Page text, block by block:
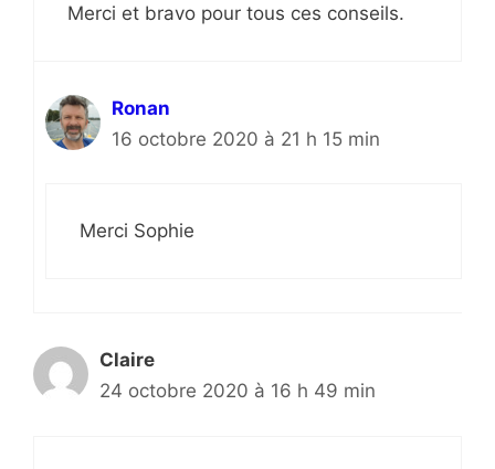
Merci et bravo pour tous ces conseils.
Ronan
16 octobre 2020 à 21 h 15 min
Merci Sophie
Claire
24 octobre 2020 à 16 h 49 min